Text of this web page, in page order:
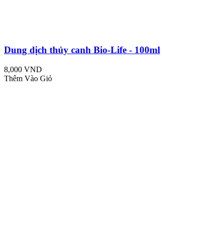
Dung dịch thủy canh Bio-Life - 100ml
8,000 VND
Thêm Vào Giỏ